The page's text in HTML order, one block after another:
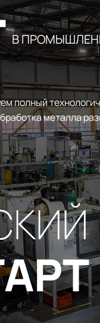
В
полный
металла